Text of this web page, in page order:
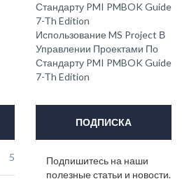
Стандарту PMI PMBOK Guide
7-Th Edition
Использование MS Project В
Управлении Проектами По
Стандарту PMI PMBOK Guide
7-Th Edition
5
ПОДПИСКА
Подпишитесь на наши
полезные статьи и новости.